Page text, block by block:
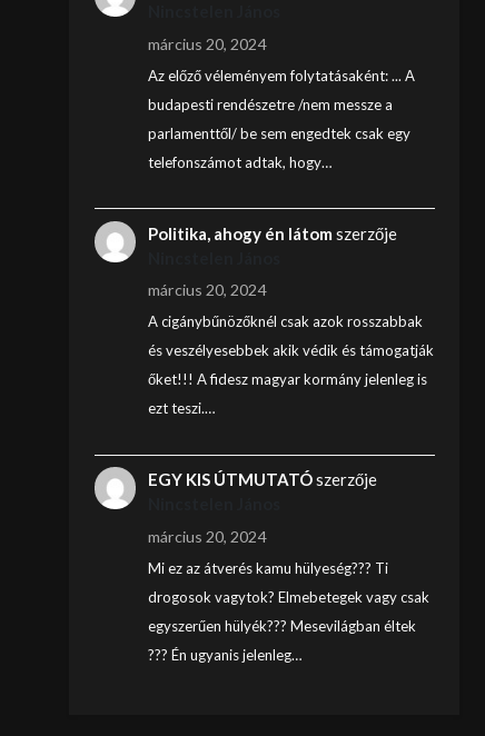
március 20, 2024
Az előző véleményem folytatásaként: ... A
budapesti rendészetre /nem messze a
parlamenttől/ be sem engedtek csak egy
telefonszámot adtak, hogy…
Politika, ahogy én látom szerzője
március 20, 2024
A cigánybűnözőknél csak azok rosszabbak
és veszélyesebbek akik védik és támogatják
őket!!! A fidesz magyar kormány jelenleg is
ezt teszi.…
EGY KIS ÚTMUTATÓszerzője
március 20, 2024
Mi ez az átverés kamu hülyeség??? Ti
drogosok vagytok? Elmebetegek vagy csak
egyszerűen hülyék??? Mesevilágban éltek
??? Én ugyanis jelenleg…